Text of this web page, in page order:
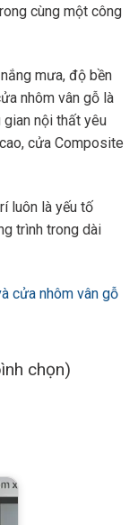
cùng một công
mưa, độ bền
nhôm vân gỗ là
gian nội thất yêu
cửa Composite
luôn là yếu tố
trình trong dài
cửa nhôm vân gỗ
chọn)